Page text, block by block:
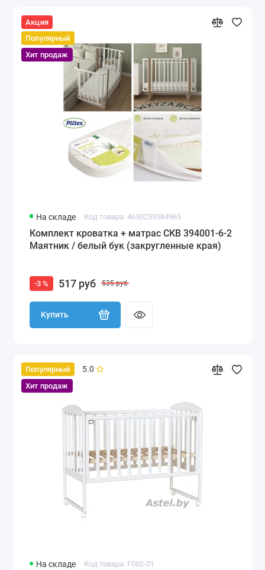
Акция
Популярный
Хит продаж
На складе Код товара: 4650259584965
Комплект кроватка + матрас СКВ 394001-6-2
Маятник / белый бук (закругленные края)
-3 % 517 руб 535 руб
Купить
Популярный
Хит продаж
5.0
На складе Код товара: F002-01